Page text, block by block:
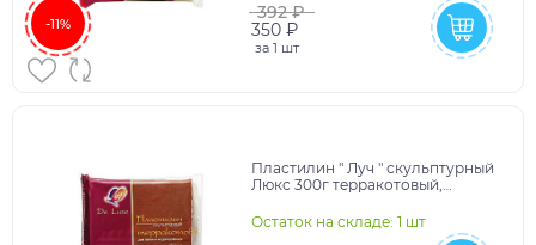
-11%
392 ₽
350 ₽
за 1 шт
Пластилин " Луч " скульптурный
Люкс 300г терракотовый,
не красится, д
Остаток на складе: 1 шт